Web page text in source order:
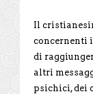
Il
concernenti
di
altri
psichici, dei